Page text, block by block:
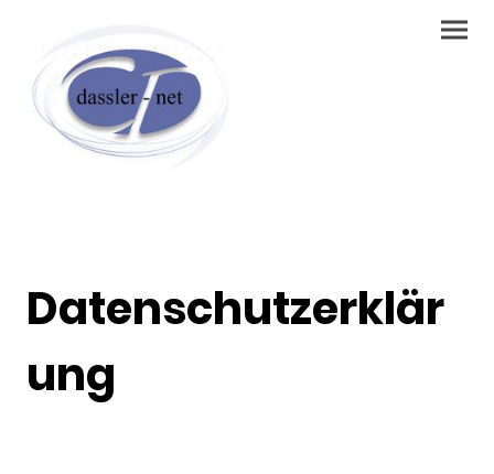
Datenschutzerklär
ung